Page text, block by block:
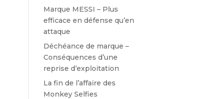
Marque MESSI – Plus
efficace en défense qu’en
attaque
Déchéance de marque –
Conséquences d’une
reprise d’exploitation
La fin de l’affaire des
Monkey Selfies